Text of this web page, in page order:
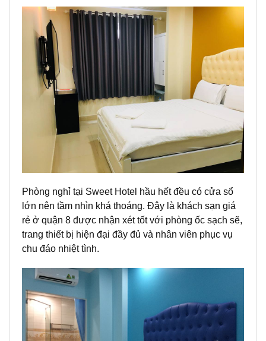
Phòng nghỉ tại Sweet Hotel hầu hết đều có cửa sổ
lớn nên tầm nhìn khá thoáng. Đây là khách sạn giá
rẻ ở quận 8 được nhận xét tốt với phòng ốc sạch sẽ,
trang thiết bị hiện đại đầy đủ và nhân viên phục vụ
chu đáo nhiệt tình.